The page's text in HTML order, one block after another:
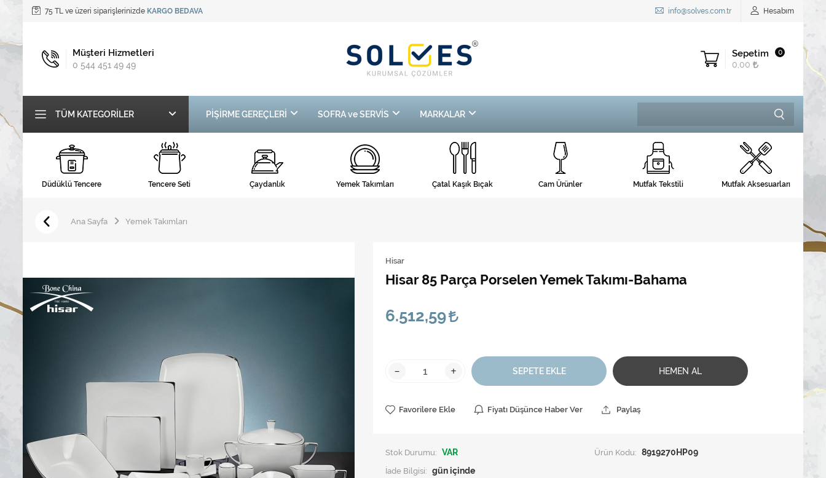
75 TL ve üzeri siparişlerinizde KARGO BEDAVA info@solves.com.tr Hesabım
Müşteri Hizmetleri
0 544 451 49 49
Sepetim 0
0,00
TÜM KATEGORILER PİŞİRME GEREÇLERİ SOFRA ve SERVİS MARKALAR
Düdüklü Tencere Tencere Seti Çaydanlık Yemek Takımları Çatal Kaşık Bıçak Cam Ürünler Mutfak Tekstili Mutfak Aksesuarları
Ana Sayfa Yemek Takımları
Hisar
Hisar 85 Parça Porselen Yemek Takımı-Bahama
6.512,59
- + SEPETE EKLE HEMEN AL
Favorilere Ekle Fiyatı Düşünce Haber Ver Paylaş
Stok Durumu: VAR Ürün Kodu: 8919270HP09
İade Bilgisi: